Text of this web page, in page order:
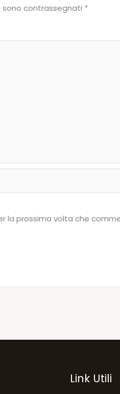
contrassegnati *
la prossima volta che
Link Utili